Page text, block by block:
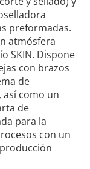
preformadas.
atmósfera
SKIN. Dispone
con brazos
de
como un
de
para la
con un